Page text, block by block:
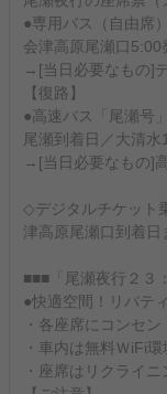
●専用バス（自由席
会津高原尾瀬口5:00
→[当日必要なもの]
【復路】
●高速バス「尾瀬号
尾瀬到着日／大清水
→[当日必要なもの]
◇デジタルチケット
津高原尾瀬口到着日
■■■「尾瀬夜行２３
●快適空間！リバテ
・各座席にコンセン
・車内は無料ＷiFi環
・座席はリクライニ